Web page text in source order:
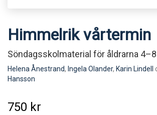
Himmelrik vårtermin
Söndagsskolmaterial för åldrarna
Helena Ånestrand, Ingela Olander, Karin Lindell
Hansson
750 kr